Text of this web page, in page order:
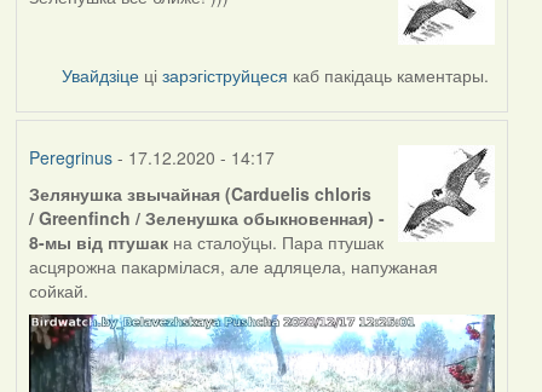
Увайдзіце цізарэгіструйцеся каб пакідаць каментары.
Peregrinus- 17.12.2020 - 14:17
Зелянушка звычайная (Carduelis chloris
/ Greenfinch / Зеленушка обыкновенная) -
8-мы від птушакна сталоўцы. Пара птушак
асцярожна пакармілася, але адляцела, напужаная
сойкай.